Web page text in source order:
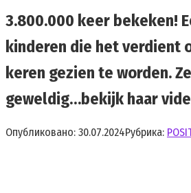
3.800.000 keer bekeken!
kinderen die het verdient
keren gezien te worden.
geweldig…bekijk haar
Опубликовано: 30.07.2024Рубрика: